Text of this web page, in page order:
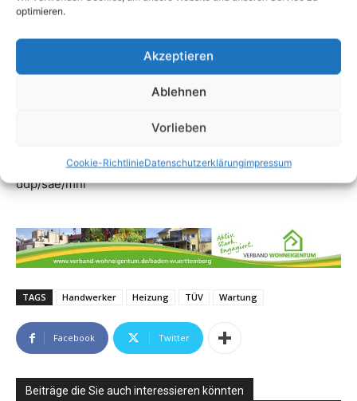
optimieren.
Akzeptieren
Ablehnen
Vorlieben
Cookie-RichtlinieDatenschutzerklärungimpressum